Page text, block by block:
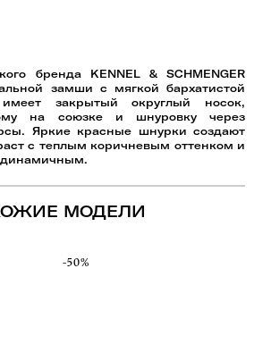
бренда KENNEL & SCHMENGER
замши с мягкой бархатистой
закрытый округлый носок,
на союзке и шнуровку через
Яркие красные шнурки создают
с теплым коричневым оттенком и
динамичным.
МОДЕЛИ
-50%